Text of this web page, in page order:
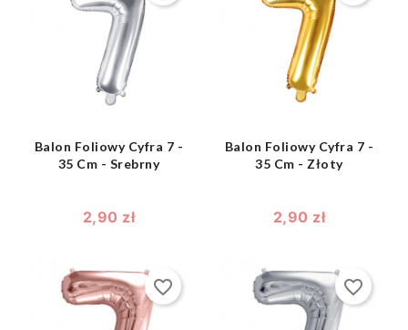

Balon Foliowy Cyfra 7 -
35 Cm - Srebrny
2,90 zł

Balon Foliowy Cyfra 7 -
35 Cm - Złoty
2,90 zł
favorite_border favorite_border